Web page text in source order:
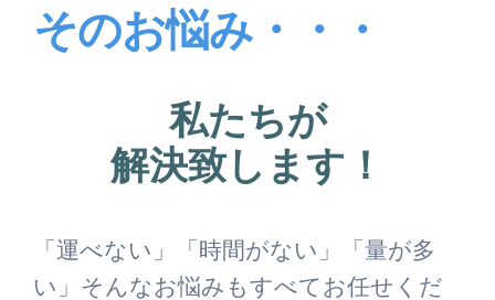
そのお悩み・・・
私たちが
解決致します！
「運べない」「時間がない」「量が多
い」そんなお悩みもすべてお任せくだ